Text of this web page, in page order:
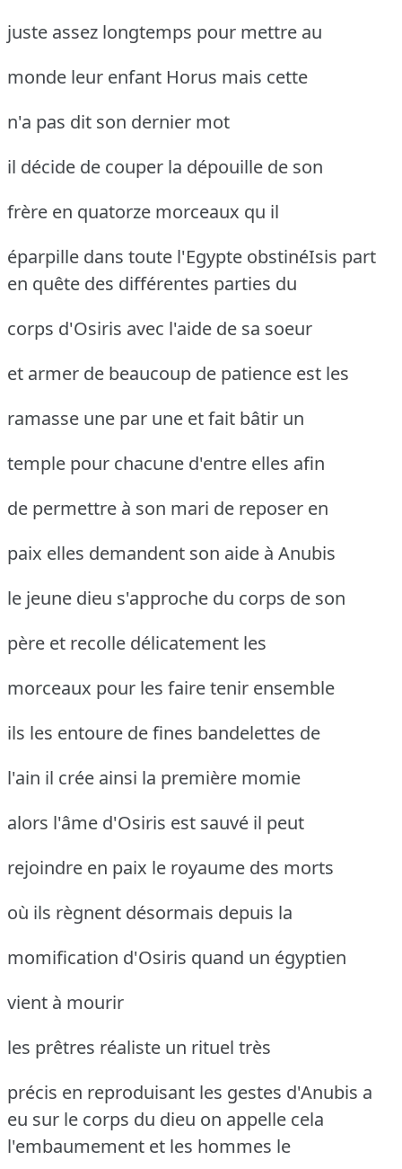
juste assez longtemps pour mettre au
monde leur enfant Horus mais cette
n'a pas dit son dernier mot
il décide de couper la dépouille de son
frère en quatorze morceaux qu il
éparpille dans toute l'Egypte obstinéIsis part
en quête des différentes parties du
corps d'Osiris avec l'aide de sa soeur
et armer de beaucoup de patience est les
ramasse une par une et fait bâtir un
temple pour chacune d'entre elles afin
de permettre à son mari de reposer en
paix elles demandent son aide à Anubis
le jeune dieu s'approche du corps de son
père et recolle délicatement les
morceaux pour les faire tenir ensemble
ils les entoure de fines bandelettes de
l'ain il crée ainsi la première momie
alors l'âme d'Osiris est sauvé il peut
rejoindre en paix le royaume des morts
où ils règnent désormais depuis la
momification d'Osiris quand un égyptien
vient à mourir
les prêtres réaliste un rituel très
précis en reproduisant les gestes d'Anubis a
eu sur le corps du dieu on appelle cela
l'embaumement et les hommes le